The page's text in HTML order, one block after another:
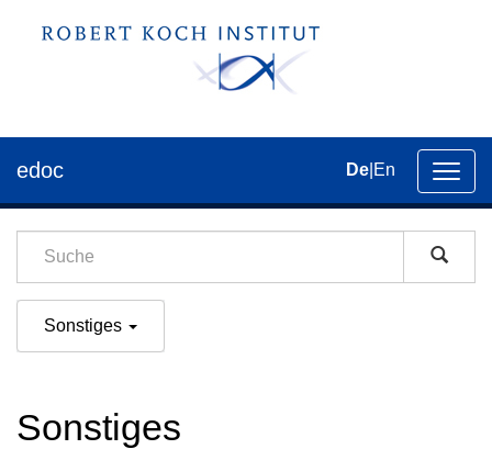
der
edoc De En
Sonstiges
Sonstiges